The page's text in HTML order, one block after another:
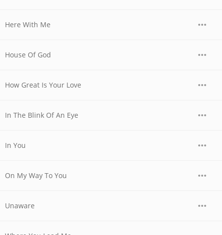
Here With Me
House Of God
How Great Is Your Love
In The Blink Of An Eye
In You
On My Way To You
Unaware